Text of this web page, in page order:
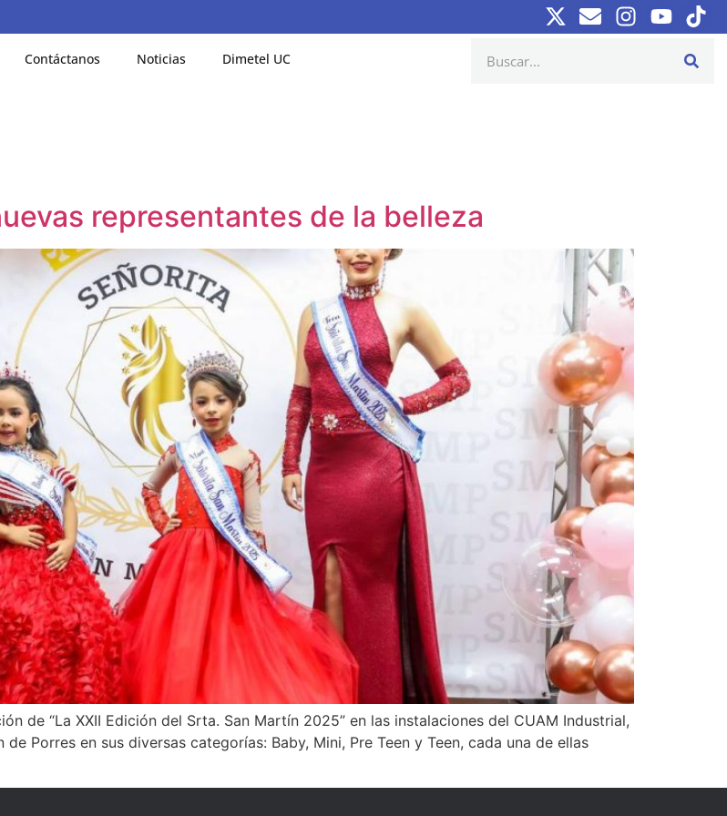
Contáctanos Noticias Dimetel UC
representantes de la belleza
de “La XXII Edición del Srta. San Martín 2025” en las instalaciones del CUAM Industrial,
Porres en sus diversas categorías: Baby, Mini, Pre Teen y Teen, cada una de ellas